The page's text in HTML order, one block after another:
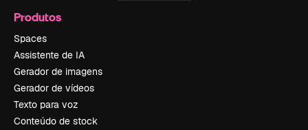
Produtos
Spaces
Assistente de IA
Gerador de imagens
Gerador de vídeos
Texto para voz
Conteúdo de stock